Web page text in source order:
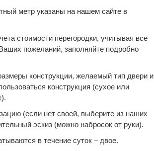
метр указаны на нашем сайте в
стоимости перегородки, учитывая все
пожеланий, заполняйте подробно
конструкции, желаемый тип двери и
конструкция (сухое или
(если нет своей, выберите из наших
эскиз (можно набросок от руки).
в течение суток – двое.